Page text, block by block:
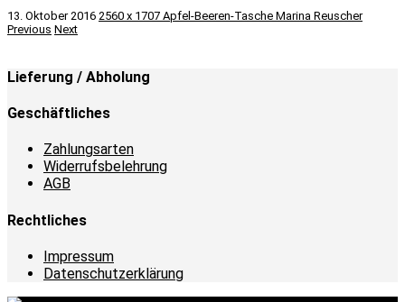
13. Oktober 2016 2560 x 1707 Apfel-Beeren-Tasche Marina Reuscher
Previous Next
Lieferung / Abholung
Geschäftliches
Zahlungsarten
Widerrufsbelehrung
AGB
Rechtliches
Impressum
Datenschutzerklärung